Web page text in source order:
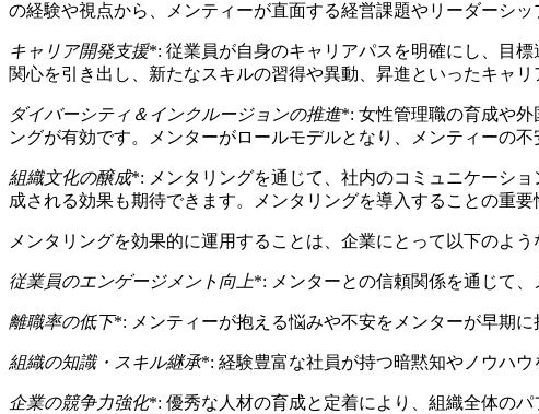
の経験や視点から、メンティーが直面する経営課題やリーダーシ
キャリア開発支援*: 従業員が自身のキャリアパスを明確にし、目
関心を引き出し、新たなスキルの習得や異動、昇進といったキャ
ダイバーシティ＆インクルージョンの推進*: 女性管理職の育成や
ングが有効です。メンターがロールモデルとなり、メンティーの
組織文化の醸成*: メンタリングを通じて、社内のコミュニケーシ
成される効果も期待できます。メンタリングを導入することの重要
メンタリングを効果的に運用することは、企業にとって以下のよう
従業員のエンゲージメント向上*: メンターとの信頼関係を通じて
離職率の低下*: メンティーが抱える悩みや不安をメンターが早期
組織の知識・スキル継承*: 経験豊富な社員が持つ暗黙知やノウハ
企業の競争力強化*: 優秀な人材の育成と定着により、組織全体の